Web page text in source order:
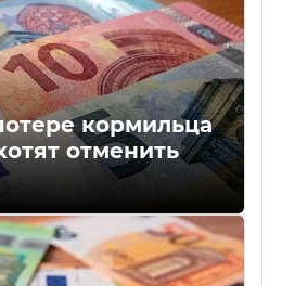
кормильца
отменить